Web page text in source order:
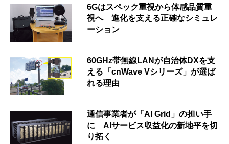
6Gはスペック重視から体感品質重
視へ 進化を支える正確なシミュレ
ーション
60GHz帯無線LANが自治体DXを支
える「cnWave Vシリーズ」が選ば
れる理由
通信事業者が「AI Grid」の担い手
に AIサービス収益化の新地平を切
り拓く